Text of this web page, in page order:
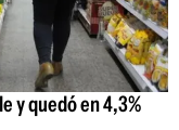
y quedó en 4,3%